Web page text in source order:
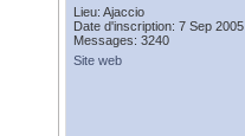
Lieu: Ajaccio
Date d'inscription: 7 Sep 2005
Messages: 3240
Site web